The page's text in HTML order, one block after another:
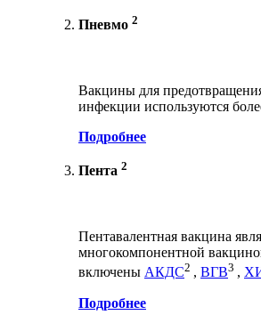
Пневмо 2
Вакцины для
инфекции используются
Подробнее
Пента 2
Пентавалентная вакцина
многокомпонентной
включены АКДС2 , ВГВ3 ,
Подробнее